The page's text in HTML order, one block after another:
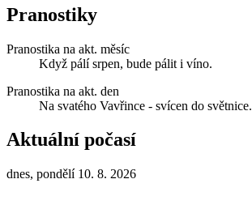
Pranostiky
Pranostika na akt. měsíc
Když pálí srpen, bude pálit i víno.
Pranostika na akt. den
Na svatého Vavřince - svícen do světnice.
Aktuální počasí
dnes, pondělí 10. 8. 2026